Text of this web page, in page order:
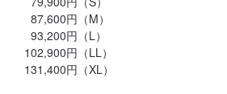
87,600円（M）
93,200円（L）
102,900円（LL）
131,400円（XL）